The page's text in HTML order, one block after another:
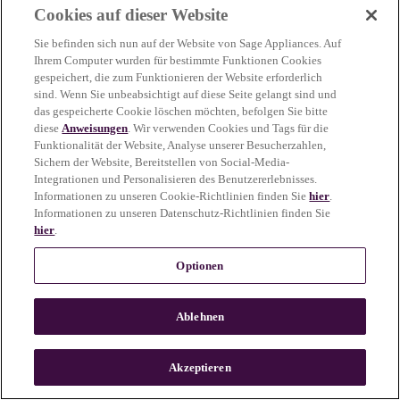
more information)
n
Cookies auf dieser Website
Sie befinden sich nun auf der Website von Sage Appliances. Auf
Ihrem Computer wurden für bestimmte Funktionen Cookies
gespeichert, die zum Funktionieren der Website erforderlich
sind. Wenn Sie unbeabsichtigt auf diese Seite gelangt sind und
das gespeicherte Cookie löschen möchten, befolgen Sie bitte
dieseAnweisungen. Wir verwenden Cookies und Tags für die
Funktionalität der Website, Analyse unserer Besucherzahlen,
Sichern der Website, Bereitstellen von Social-Media-
Integrationen und Personalisieren des Benutzererlebnisses.
Informationen zu unseren Cookie-Richtlinien finden Siehier.
Informationen zu unseren Datenschutz-Richtlinien finden Sie
hier.
Optionen
Ablehnen
Akzeptieren